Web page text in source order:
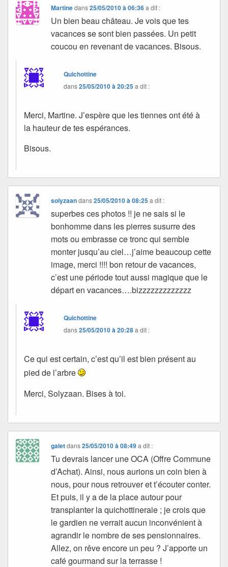
Martinedans25/05/2010 à 06:36 a dit :
Un bien beau château. Je vois que tes
vacances se sont bien passées. Un petit
coucou en revenant de vacances. Bisous.
Quichottine
dans25/05/2010 à 20:25a dit :
Merci, Martine. J’espère que les tiennes ont été à
la hauteur de tes espérances.
Bisous.
solyzaandans25/05/2010 à 08:25 a dit :
superbes ces photos !! je ne sais si le
bonhomme dans les pierres susurre des
mots ou embrasse ce tronc qui semble
monter jusqu’au ciel…j’aime beaucoup cette
image, merci !!!! bon retour de vacances,
c’est une période tout aussi magique que le
départ en vacances….bizzzzzzzzzzzzz
Quichottine
dans25/05/2010 à 20:28a dit :
Ce qui est certain, c’est qu’il est bien présent au
pied de l’arbre
Merci, Solyzaan. Bises à toi.
galetdans25/05/2010 à 08:49 a dit :
Tu devrais lancer une OCA (Offre Commune
d’Achat). Ainsi, nous aurions un coin bien à
nous, pour nous retrouver et t’écouter conter.
Et puis, il y a de la place autour pour
transplanter la quichottineraie ; je crois que
le gardien ne verrait aucun inconvénient à
agrandir le nombre de ses pensionnaires.
Allez, on rêve encore un peu ? J’apporte un
café gourmand sur la terrasse !